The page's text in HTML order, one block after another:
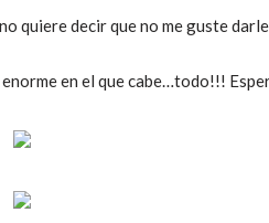
quiere decir que no me guste
en el que cabe…todo!!!